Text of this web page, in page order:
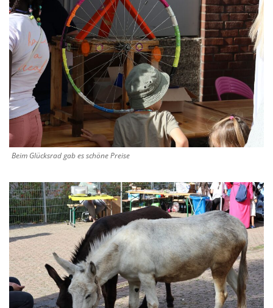
Beim Glücksrad gab es schöne Preise